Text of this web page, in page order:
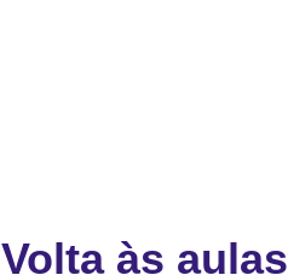
Volta às aulas